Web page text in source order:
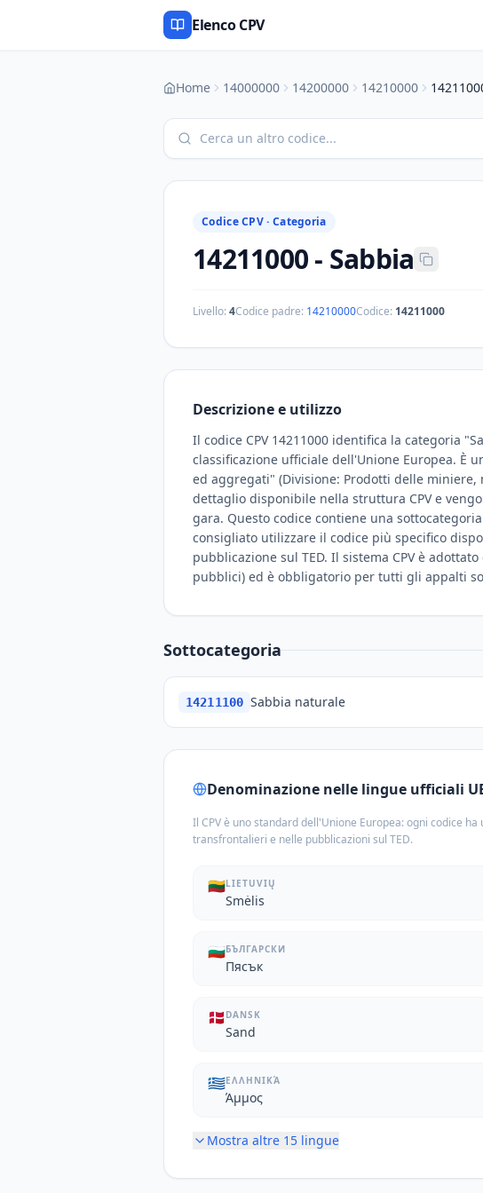
Elenco CPV
Home 14000000 14200000 14210000
Codice CPV · Categoria
14211000- Sabbia
Livello:4Codice padre: 14210000Codice: 14211000
Descrizione e utilizzo
Il codice CPV 14211000 identifica la categoria
classificazione ufficiale dell'Unione Europea. È
ed aggregati" (Divisione: Prodotti delle
dettaglio disponibile nella struttura CPV e
gara. Questo codice contiene una
consigliato utilizzare il codice più specifico
pubblicazione sul TED. Il sistema CPV è
pubblici) ed è obbligatorio per tutti gli appalti
Sottocategoria
14211100 Sabbia naturale
Denominazione nelle lingue ufficiali
Il CPV è uno standard dell'Unione Europea: ogni codice
transfrontalieri e nelle pubblicazioni sul TED.
🇱🇹LIETUVIŲ
Smėlis
🇧🇬БЪЛГАРСКИ
Пясък
🇩🇰 DANSK
Sand
🇬🇷ΕΛΛΗΝΙΚΆ
Άμμος
Mostra altre 15 lingue